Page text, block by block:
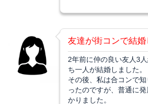
友達が街コンで結婚
2年前に仲の良い友人3
ち一人が結婚しました。
その後、私は合コンで
ったのですが、普通に
かりました。